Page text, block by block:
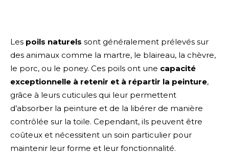
Les poils naturels sont généralement prélevés sur
des animaux comme la martre, le blaireau, la chèvre,
le porc, ou le poney. Ces poils ont une capacité
exceptionnelle à retenir et à répartir la peinture,
grâce à leurs cuticules qui leur permettent
d’absorber la peinture et de la libérer de manière
contrôlée sur la toile. Cependant, ils peuvent être
coûteux et nécessitent un soin particulier pour
maintenir leur forme et leur fonctionnalité.